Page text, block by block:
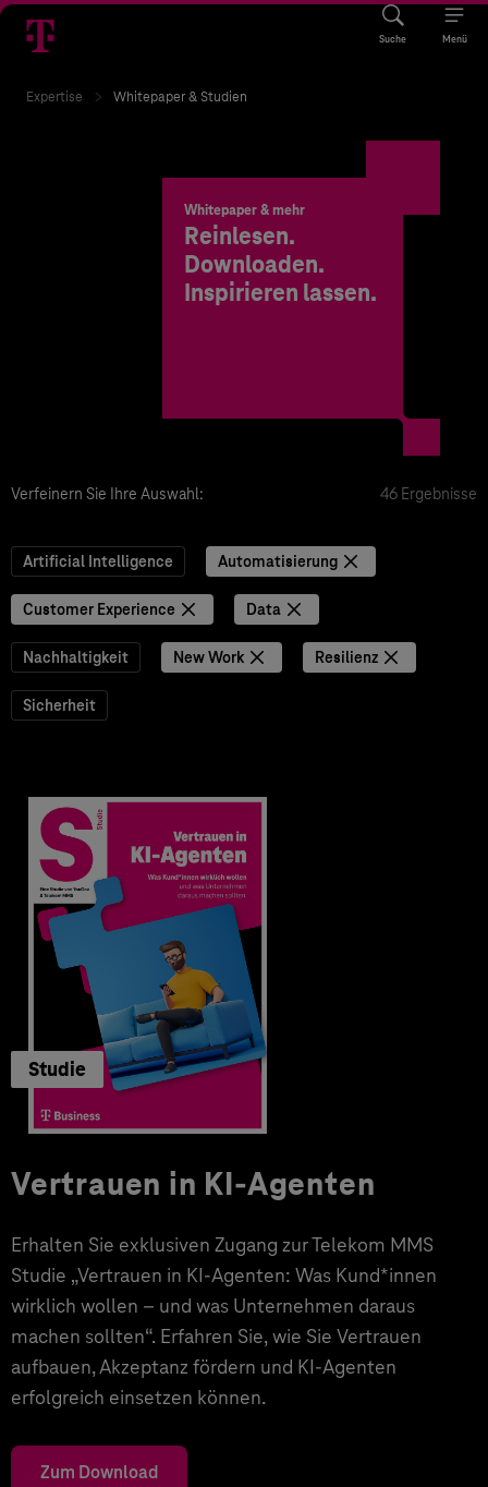
Suche Menü
Expertise Whitepaper & Studien
Whitepaper & mehr
Reinlesen.
Downloaden.
Inspirieren lassen.
Verfeinern Sie Ihre Auswahl: 46 Ergebnisse
Artificial Intelligence Automatisierung
Customer Experience Data
Nachhaltigkeit New Work Resilienz
Sicherheit
Studie
Vertrauen in KI-Agenten
Erhalten Sie exklusiven Zugang zur Telekom MMS
Studie „Vertrauen in KI-Agenten: Was Kund*innen
wirklich wollen – und was Unternehmen daraus
machen sollten“. Erfahren Sie, wie Sie Vertrauen
aufbauen, Akzeptanz fördern und KI-Agenten
erfolgreich einsetzen können.
Zum Download